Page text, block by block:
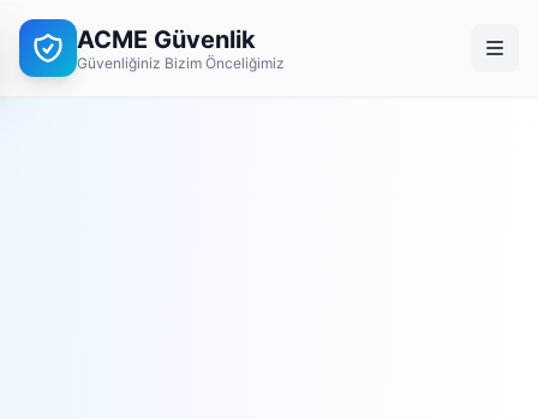
ACME Güvenlik
Güvenliğiniz Bizim Önceliğimiz